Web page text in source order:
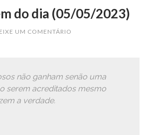
do dia (05/05/2023)
UM COMENTÁRIO
não ganham senão uma
serem acreditados mesmo
a verdade.